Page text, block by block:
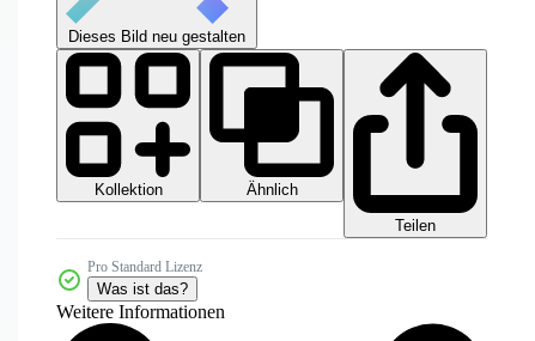
Dieses Bild neu gestalten
Kollektion
Ähnlich
Teilen
Pro Standard Lizenz
Was ist das?
Weitere Informationen